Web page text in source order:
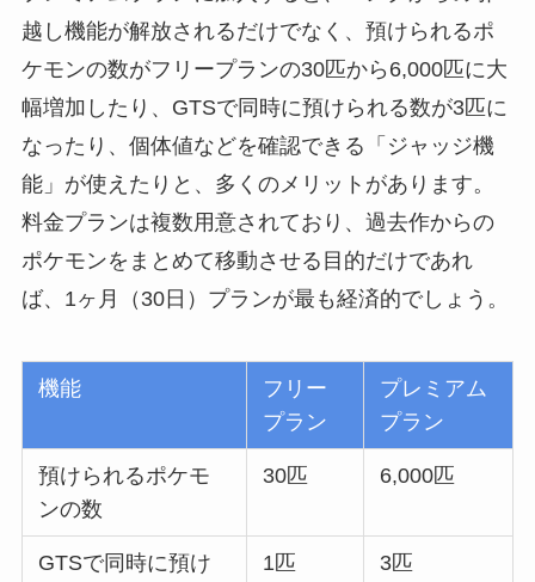
越し機能が解放されるだけでなく、預けられるポ
ケモンの数がフリープランの30匹から6,000匹に大
幅増加したり、GTSで同時に預けられる数が3匹に
なったり、個体値などを確認できる「ジャッジ機
能」が使えたりと、多くのメリットがあります。
料金プランは複数用意されており、過去作からの
ポケモンをまとめて移動させる目的だけであれ
ば、1ヶ月（30日）プランが最も経済的でしょう。
機能
フリー
プラン
プレミアム
プラン
預けられるポケモ
ンの数
30匹 6,000匹
GTSで同時に預け
1匹 3匹